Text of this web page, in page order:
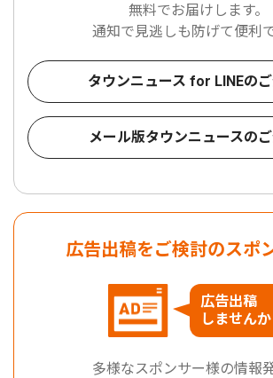
無料でお届けします。
通知で見逃しも防げて便利
タウンニュース for LINEの
メール版タウンニュースの
広告出稿をご検討のスポ
広告出稿
しませんか
多様なスポンサー様の情報